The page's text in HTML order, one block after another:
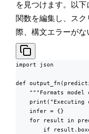
を見つけます。以下
関数を編集し、ス
際、構文エラーがな
import json
def
"""Formats model
print("Executing
    infer = {}
for result in
if